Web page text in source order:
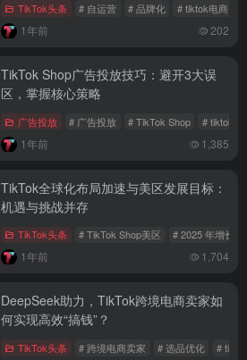
TikTok头条 # 自运营 # 品牌化 # tiktok电商
1年前 202
TikTok Shop广告投放技巧：避开3大误
区，掌握核心策略
广告投放 # 广告投放 # TikTok Shop # tiktok电
1年前 1,385
TikTok全球化布局加速与美区发展目标：
机遇与挑战并存
TikTok头条 # TikTok Shop美区 # 2025 年增长目
1年前 1,704
DeepSeek助力，TikTok跨境电商卖家如
何实现高效“搞钱”？
TikTok头条 # 跨境电商卖家 # 选品优化 #